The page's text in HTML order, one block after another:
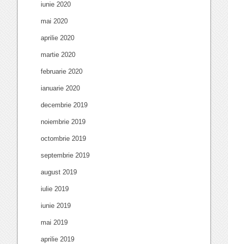
iunie 2020
mai 2020
aprilie 2020
martie 2020
februarie 2020
ianuarie 2020
decembrie 2019
noiembrie 2019
octombrie 2019
septembrie 2019
august 2019
iulie 2019
iunie 2019
mai 2019
aprilie 2019